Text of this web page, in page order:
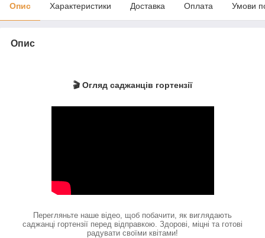
Опис Характеристики Доставка Оплата Умови
Опис
🎬 Огляд саджанців гортензії
Перегляньте наше відео, щоб побачити, як виглядають
саджанці гортензії перед відправкою. Здорові, міцні та готові
радувати своїми квітами!